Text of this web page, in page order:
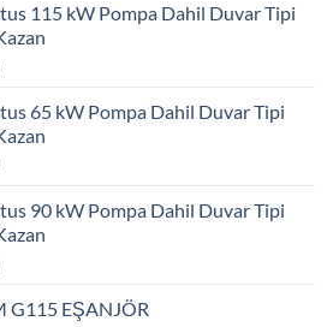
115 kW Pompa Dahil Duvar Tipi
65 kW Pompa Dahil Duvar Tipi
90 kW Pompa Dahil Duvar Tipi
G115 EŞANJÖR